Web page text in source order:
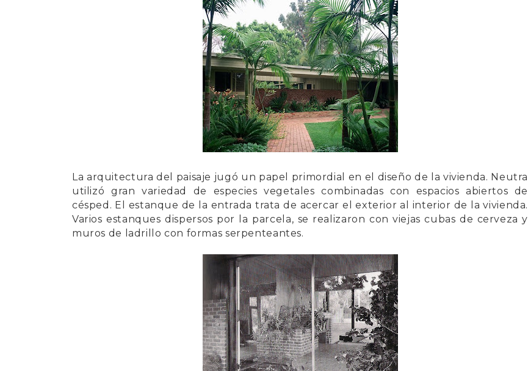
La arquitectura del paisaje jugó un papel primordial en el diseño de la vivienda. Neutra
utilizó gran variedad de especies vegetales combinadas con espacios abiertos de
césped. El estanque de la entrada trata de acercar el exterior al interior de la vivienda.
Varios estanques dispersos por la parcela, se realizaron conviejas cubas de cerveza y
muros de ladrillocon formas serpenteantes.